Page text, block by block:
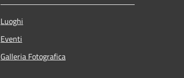
Luoghi
Eventi
Galleria Fotografica